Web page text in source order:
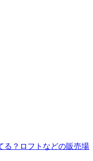
る？ロフトなどの販売場